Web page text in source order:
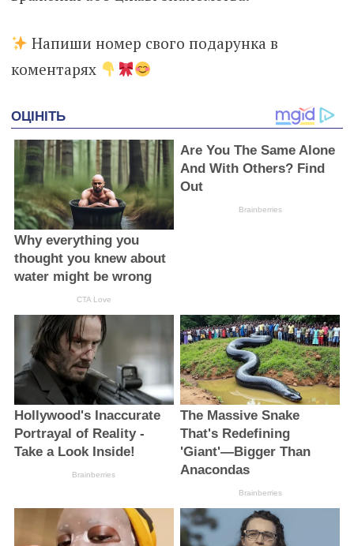
Напиши номер свого подарунка в
коментарях